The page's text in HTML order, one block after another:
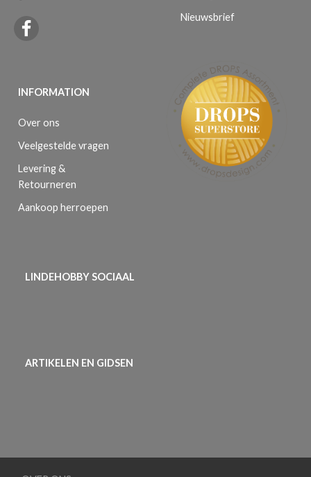
INFORMATION
Over ons
Veelgestelde vragen
Levering &
Retourneren
Aankoop herroepen
Nieuwsbrief
LINDEHOBBY SOCIAAL
ARTIKELEN EN GIDSEN